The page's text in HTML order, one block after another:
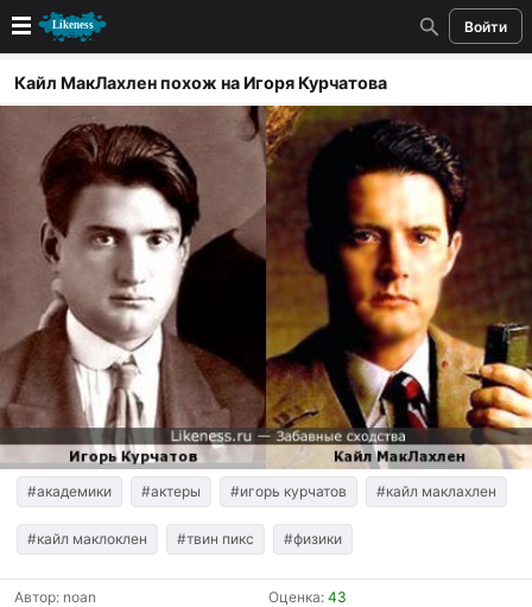
Войти
Новые
Лучшие
Голосование
Кандидаты
Случайное сходство 👍
Создать сходство
Для публикации необходима авторизация
Поиск
Кайл МакЛахлен похож на Игоря Курчатова
#академики #актеры #игорь курчатов #кайл маклахлен
#кайл маклоклен #твин пикс #физики
Автор: noan Оценка: 43